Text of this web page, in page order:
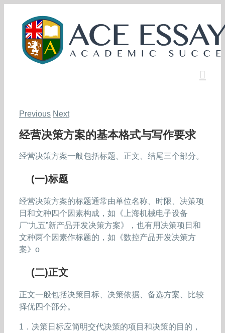
content
Previous Next
经营决策方案的基本格式与写作要求
经营决策方案一般包括标题、正文、结尾三个部分。
(一)标题
经营决策方案的标题通常由单位名称、时限、决策项
日和文种四个因素构成，如《上海机械电子设备
厂“九五”新产品开发决策方案》，也有用决策项日和
文种两个因素作标题的，如《数控产品开发决策方
案》o
(二)正文
正文一般包括决策目标、决策依据、备选方案、比较
择优四个部分。
1．决策日标应简明交代决策的项目和决策的目的，